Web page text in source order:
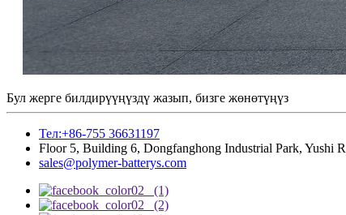
Бул жерге билдирүүңүздү жазып, бизге жөнөтүңүз
Тел:+86-755 36631197
Floor 5, Building 6, Dongfanghong Industrial Park, Yushi
sales@polymer-batterys.com